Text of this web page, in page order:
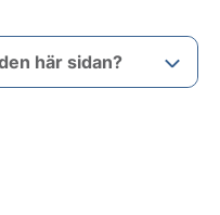
här sidan?